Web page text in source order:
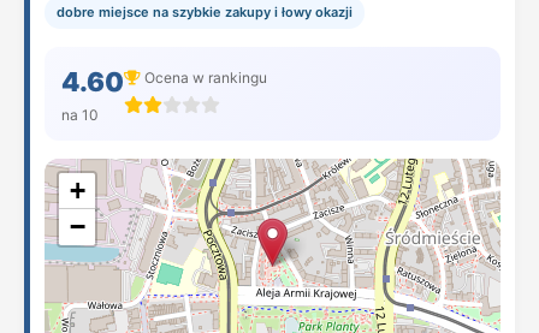
dobre miejsce na szybkie zakupy i łowy okazji
4.60
na 10
Ocena w rankingu
+
−